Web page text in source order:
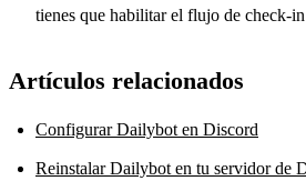
tienes que habilitar el flujo de check-
Artículos relacionados
Configurar Dailybot en Discord
Reinstalar Dailybot en tu servidor de